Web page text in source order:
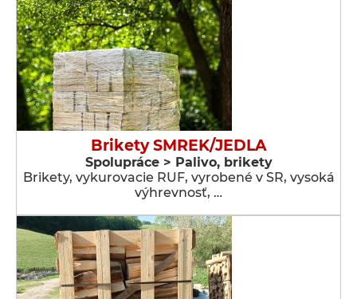
Brikety SMREK/JEDLA
Spolupráce > Palivo, brikety
Brikety, vykurovacie RUF, vyrobené v SR, vysoká
výhrevnosť, …